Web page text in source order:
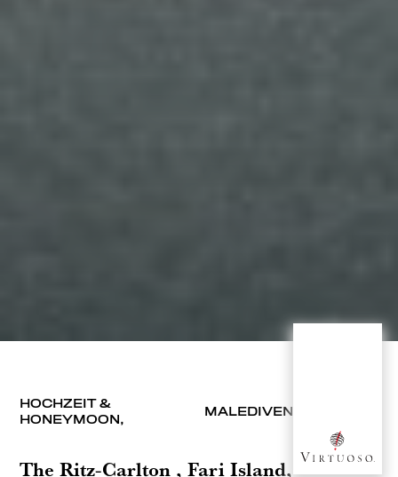
HOCHZEIT &
HONEYMOON,
MALEDIVEN
The Ritz-Carlton , Fari Island,